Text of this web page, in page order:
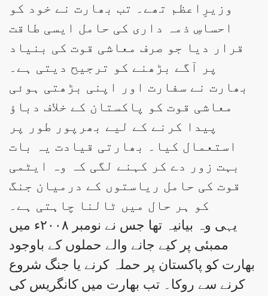
وزیرِاعظم تھے۔ تب بھارت نے خود کو
احساسِ ذمہ داری کی حامل ایسی طاقت
قرار دیا جو صرف معاشی قوت کی بنیاد
پر آگے بڑھنے کو ترجیح دیتی ہے۔
بھارت نے سفارت اور اپنی بڑھتی ہوئی
معاشی قوت کو پاکستان کے خلاف دباؤ
پیدا کرنے کے لیے بھرپور طور پر
استعمال کیا۔ بھارتی قیادت یہ بات
بہت زور دے کر کہنے لگی کہ وہ ایٹمی
قوت کی حامل ریاستوں کے درمیان جنگ
کو ہر حال میں ٹالنا چاہتی ہے۔
یہی وہ بیانیہ تھا جس نے نومبر ۲۰۰۸ء میں
ممبئی پر کیے جانے والے حملوں کے باوجود
بھارت کو پاکستان پر حملہ کرنے یا جنگ شروع
کرنے سے روکا۔ تب بھارت میں کانگریس کی